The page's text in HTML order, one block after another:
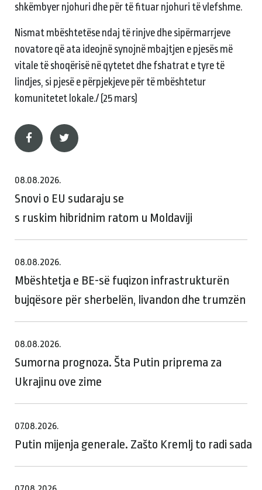
shkëmbyer njohuri dhe për të fituar njohuri të vlefshme.
Nismat mbështetëse ndaj të rinjve dhe sipërmarrjeve
novatore që ata ideojnë synojnë mbajtjen e pjesës më
vitale të shoqërisë në qytetet dhe fshatrat e tyre të
lindjes, si pjesë e përpjekjeve për të mbështetur
komunitetet lokale./ (25 mars)
08.08.2026.
Snovi o EU sudaraju se
s ruskim hibridnim ratom u Moldaviji
08.08.2026.
Mbështetja e BE-së fuqizon infrastrukturën
bujqësore për sherbelën, livandon dhe trumzën
08.08.2026.
Sumorna prognoza. Šta Putin priprema za
Ukrajinu ove zime
07.08.2026.
Putin mijenja generale. Zašto Kremlj to radi sada